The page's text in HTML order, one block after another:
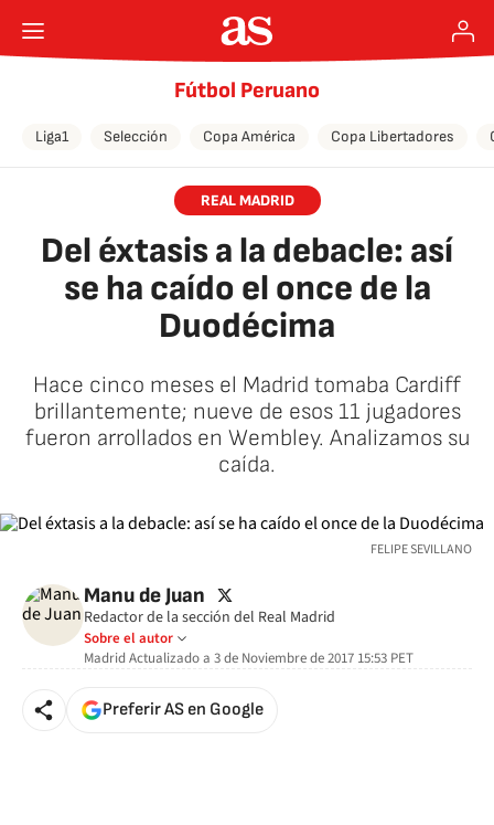
Fútbol Peruano
Liga1 Selección Copa América Copa Libertadores
REAL MADRID
Del éxtasis a la debacle: así
se ha caído el once de la
Duodécima
Hace cinco meses el Madrid tomaba Cardiff
brillantemente; nueve de esos 11 jugadores
fueron arrollados en Wembley. Analizamos su
caída.
FELIPE SEVILLANO
Manu de Juan twitter
Redactor de la sección del Real Madrid
Sobre el autor
MadridActualizado a 3 de Noviembre de 2017 15:53 PET
Preferir AS en Google